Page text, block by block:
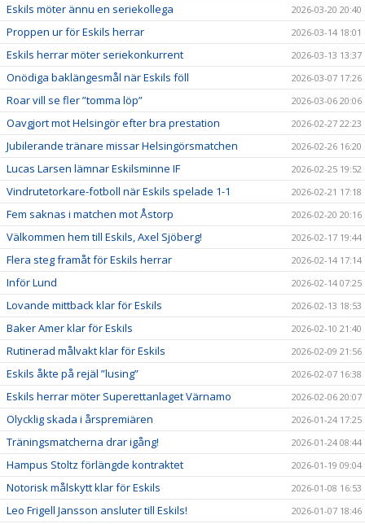
Eskils möter ännu en seriekollega 2026-03-20 20:40
Proppen ur för Eskils herrar 2026-03-14 18:01
Eskils herrar möter seriekonkurrent 2026-03-13 13:37
Onödiga baklängesmål när Eskils föll 2026-03-07 17:26
Roar vill se fler ”tomma löp” 2026-03-06 20:06
Oavgjort mot Helsingör efter bra prestation 2026-02-27 22:23
Jubilerande tränare missar Helsingörsmatchen 2026-02-26 16:20
Lucas Larsen lämnar Eskilsminne IF 2026-02-25 19:52
Vindrutetorkare-fotboll när Eskils spelade 1-1 2026-02-21 17:18
Fem saknas i matchen mot Åstorp 2026-02-20 20:16
Välkommen hem till Eskils, Axel Sjöberg! 2026-02-17 19:44
Flera steg framåt för Eskils herrar 2026-02-14 17:14
Inför Lund 2026-02-14 07:25
Lovande mittback klar för Eskils 2026-02-13 18:53
Baker Amer klar för Eskils 2026-02-10 21:40
Rutinerad målvakt klar för Eskils 2026-02-09 21:56
Eskils åkte på rejäl ”lusing” 2026-02-07 16:38
Eskils herrar möter Superettanlaget Värnamo 2026-02-06 20:07
Olycklig skada i årspremiären 2026-01-24 17:25
Träningsmatcherna drar igång! 2026-01-24 08:44
Hampus Stoltz förlängde kontraktet 2026-01-19 09:04
Notorisk målskytt klar för Eskils 2026-01-08 16:53
Leo Frigell Jansson ansluter till Eskils! 2026-01-07 18:46